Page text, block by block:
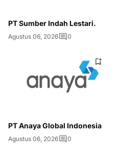
PT Sumber Indah Lestari.
Agustus 06, 2026 0
PT Anaya Global Indonesia
Agustus 06, 2026 0